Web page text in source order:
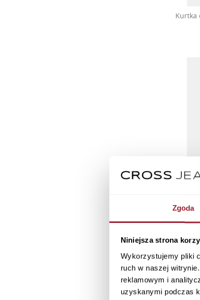
Zgoda
Niniejsza strona
Wykorzystujemy pliki
ruch w naszej
reklamowym i
uzyskanymi podczas
Kurtka
Kurtka